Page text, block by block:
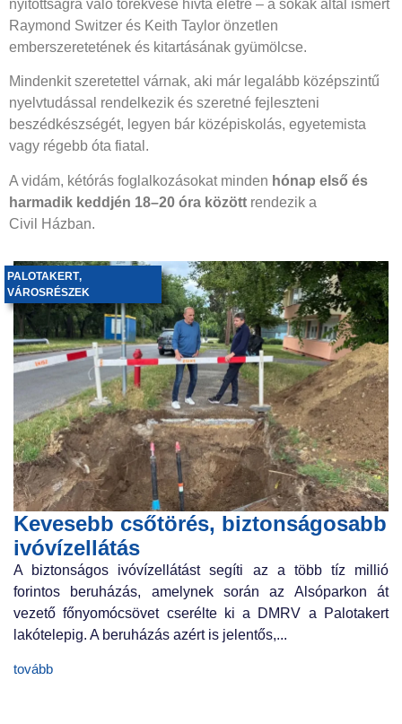
nyitottságra való törekvése hívta életre – a sokak által ismert
Raymond Switzer és Keith Taylor önzetlen
emberszeretetének és kitartásának gyümölcse.
Mindenkit szeretettel várnak, aki már legalább középszintű
nyelvtudással rendelkezik és szeretné fejleszteni
beszédkészségét, legyen bár középiskolás, egyetemista
vagy régebb óta fiatal.
A vidám, kétórás foglalkozásokat minden hónap első és
harmadik keddjén 18–20 óra között rendezik a
Civil Házban.
Kevesebb csőtörés, biztonságosabb
ivóvízellátás
PALOTAKERT,
VÁROSRÉSZEK
A biztonságos ivóvízellátást segíti az a több tíz millió
forintos beruházás, amelynek során az Alsóparkon át
vezető főnyomócsövet cserélte ki a DMRV a Palotakert
lakótelepig. A beruházás azért is jelentős,...
tovább